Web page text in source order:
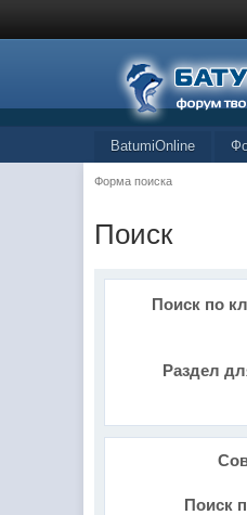
BatumiOnline
Форма поиска
Поиск
Поиск по
Раздел
Поиск